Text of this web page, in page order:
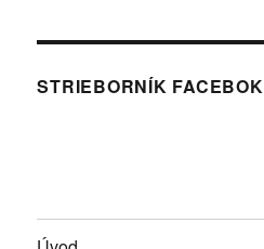
STRIEBORNÍK FACEBOK